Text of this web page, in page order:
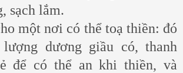
sạch lắm.
một nơi có thể toạ thiền: đó
dương giầu có, thanh
để có thể an khi thiền, và